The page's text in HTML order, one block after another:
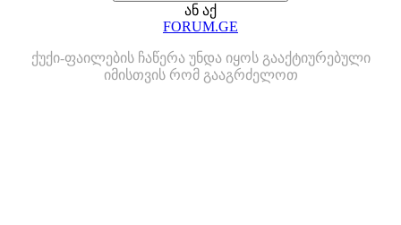
ან აქ
FORUM.GE
ქუქი-ფაილების ჩაწერა უნდა იყოს გააქტიურებული
იმისთვის რომ გააგრძელოთ